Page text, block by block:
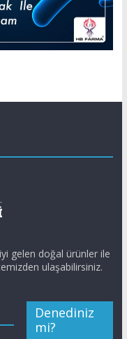
gelen doğal ürünler ile
ulaşabilirsiniz.
Denediniz
mi?